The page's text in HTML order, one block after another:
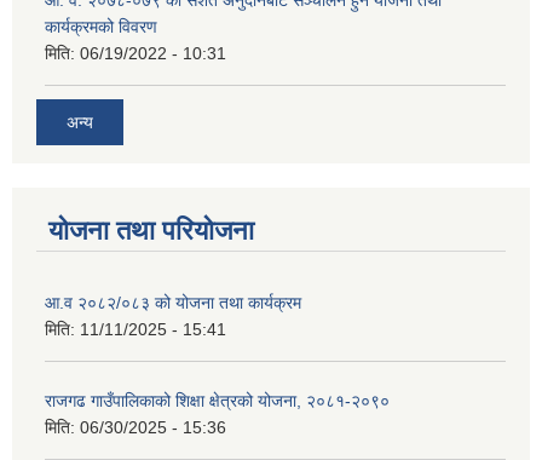
कार्यक्रमको विवरण
मिति: 06/19/2022 - 10:31
अन्य
योजना तथा परियोजना
आ.व २०८२/०८३ को योजना तथा कार्यक्रम
मिति: 11/11/2025 - 15:41
राजगढ गाउँपालिकाको शिक्षा क्षेत्रको योजना, २०८१-२०९०
मिति: 06/30/2025 - 15:36